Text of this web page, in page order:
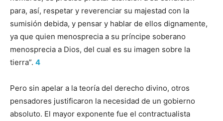
para, así, respetar y reverenciar su majestad con la
sumisión debida, y pensar y hablar de ellos dignamente,
ya que quien menosprecia a su príncipe soberano
menosprecia a Dios, del cual es su imagen sobre la
tierra”. 4
Pero sin apelar a la teoría del derecho divino, otros
pensadores justificaron la necesidad de un gobierno
absoluto. El mayor exponente fue el contractualista